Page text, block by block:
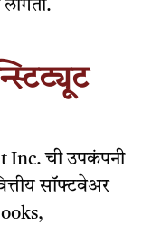
ची उपकंपनी
सॉफ्टवेअर